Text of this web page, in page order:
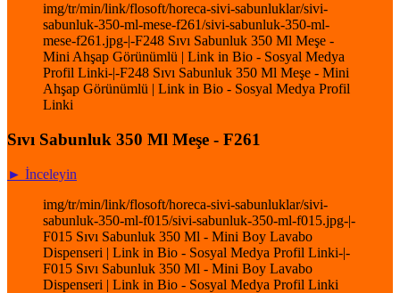
img/tr/min/link/flosoft/horeca-sivi-sabunluklar/sivi-
sabunluk-350-ml-mese-f261/sivi-sabunluk-350-ml-
mese-f261.jpg-|-F248 Sıvı Sabunluk 350 Ml Meşe -
Mini Ahşap Görünümlü | Link in Bio - Sosyal Medya
Profil Linki-|-F248 Sıvı Sabunluk 350 Ml Meşe - Mini
Ahşap Görünümlü | Link in Bio - Sosyal Medya Profil
Linki
Sıvı Sabunluk 350 Ml Meşe - F261
► İnceleyin
img/tr/min/link/flosoft/horeca-sivi-sabunluklar/sivi-
sabunluk-350-ml-f015/sivi-sabunluk-350-ml-f015.jpg-|-
F015 Sıvı Sabunluk 350 Ml - Mini Boy Lavabo
Dispenseri | Link in Bio - Sosyal Medya Profil Linki-|-
F015 Sıvı Sabunluk 350 Ml - Mini Boy Lavabo
Dispenseri | Link in Bio - Sosyal Medya Profil Linki